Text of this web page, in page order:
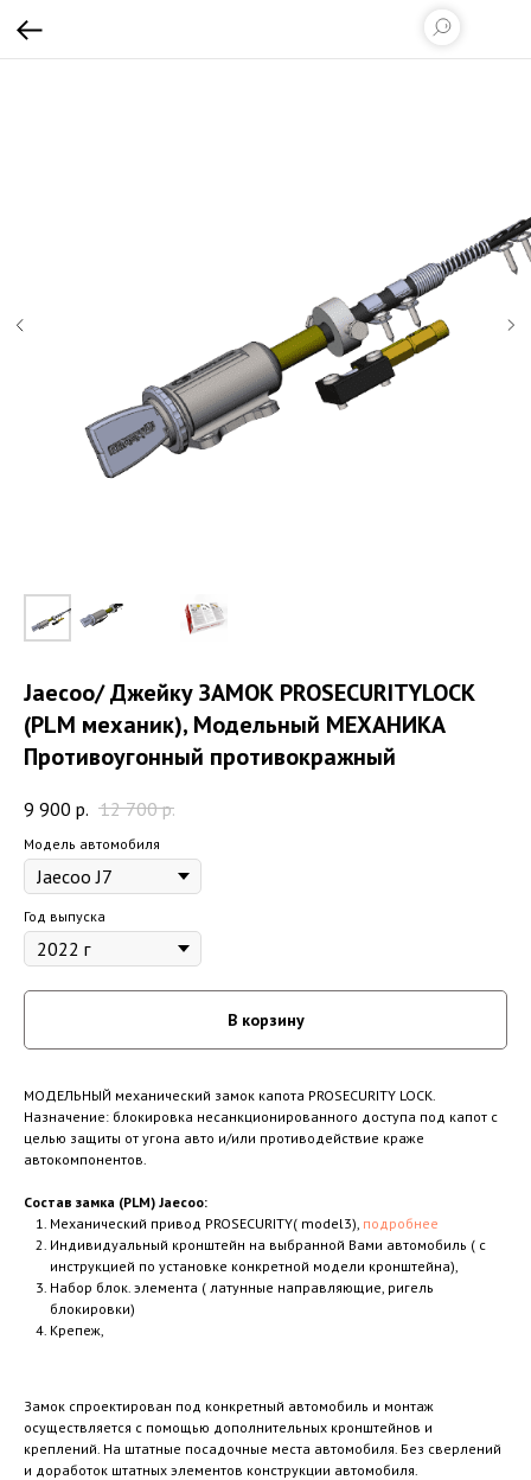
Jaecoo/ Джейку ЗАМОК PROSECURITYLOCK
(PLM механик), Модельный МЕХАНИКА
Противоугонный противокражный
9 900 р. 12 700 р.
Модель автомобиля
Год выпуска
В корзину
МОДЕЛЬНЫЙ механический замок капота PROSECURITY LOCK.
Назначение: блокировка несанкционированного доступа под капот с
целью защиты от угона авто и/или противодействие краже
автокомпонентов.
Состав замка (PLM) Jaecoo:
Механический привод PROSECURITY( model3), подробнее
Индивидуальный кронштейн на выбранной Вами автомобиль ( с
инструкцией по установке конкретной модели кронштейна),
Набор блок. элемента ( латунные направляющие, ригель
блокировки)
Крепеж,
Замок спроектирован под конкретный автомобиль и монтаж
осуществляется с помощью дополнительных кронштейнов и
креплений. На штатные посадочные места автомобиля. Без сверлений
и доработок штатных элементов конструкции автомобиля.